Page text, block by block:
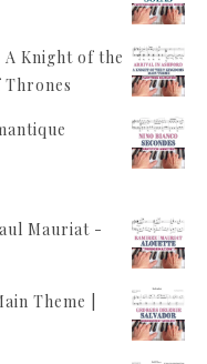
Knight of the
Thrones
Mauriat -
Theme |